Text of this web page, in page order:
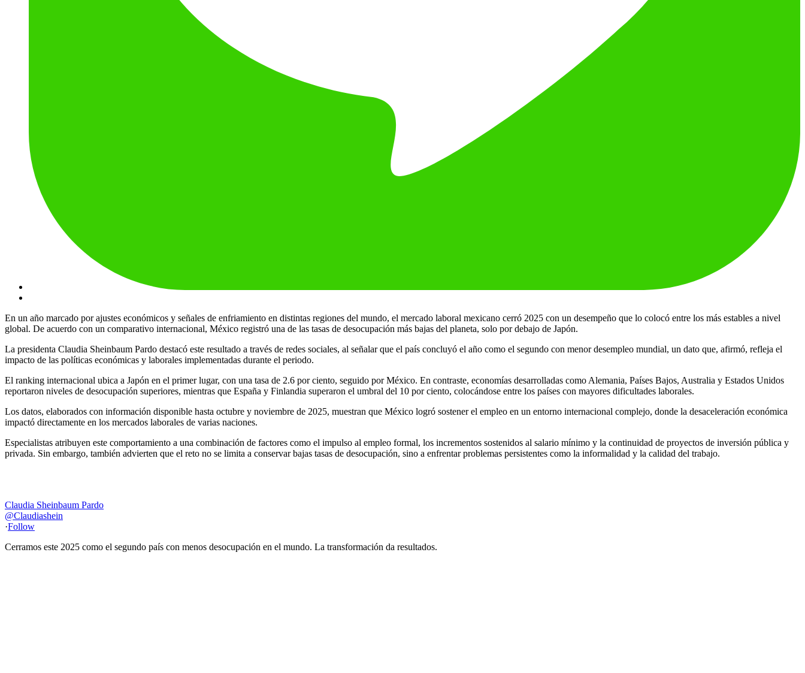
En un año marcado por ajustes económicos y señales de enfriamiento en distintas regiones del mundo, el mercado laboral mexicano cerró 2025 con un desempeño que lo colocó entre los más estables a nivel
global. De acuerdo con un comparativo internacional, México registró una de las tasas de desocupación más bajas del planeta, solo por debajo de Japón.
La presidenta Claudia Sheinbaum Pardo destacó este resultado a través de redes sociales, al señalar que el país concluyó el año como el segundo con menor desempleo mundial, un dato que, afirmó, refleja el
impacto de las políticas económicas y laborales implementadas durante el periodo.
El ranking internacional ubica a Japón en el primer lugar, con una tasa de 2.6 por ciento, seguido por México. En contraste, economías desarrolladas como Alemania, Países Bajos, Australia y Estados Unidos
reportaron niveles de desocupación superiores, mientras que España y Finlandia superaron el umbral del 10 por ciento, colocándose entre los países con mayores dificultades laborales.
Los datos, elaborados con información disponible hasta octubre y noviembre de 2025, muestran que México logró sostener el empleo en un entorno internacional complejo, donde la desaceleración económica
impactó directamente en los mercados laborales de varias naciones.
Especialistas atribuyen este comportamiento a una combinación de factores como el impulso al empleo formal, los incrementos sostenidos al salario mínimo y la continuidad de proyectos de inversión pública y
privada. Sin embargo, también advierten que el reto no se limita a conservar bajas tasas de desocupación, sino a enfrentar problemas persistentes como la informalidad y la calidad del trabajo.
Claudia Sheinbaum Pardo
@Claudiashein
·Follow
Cerramos este 2025 como el segundo país con menos desocupación en el mundo. La transformación da resultados.